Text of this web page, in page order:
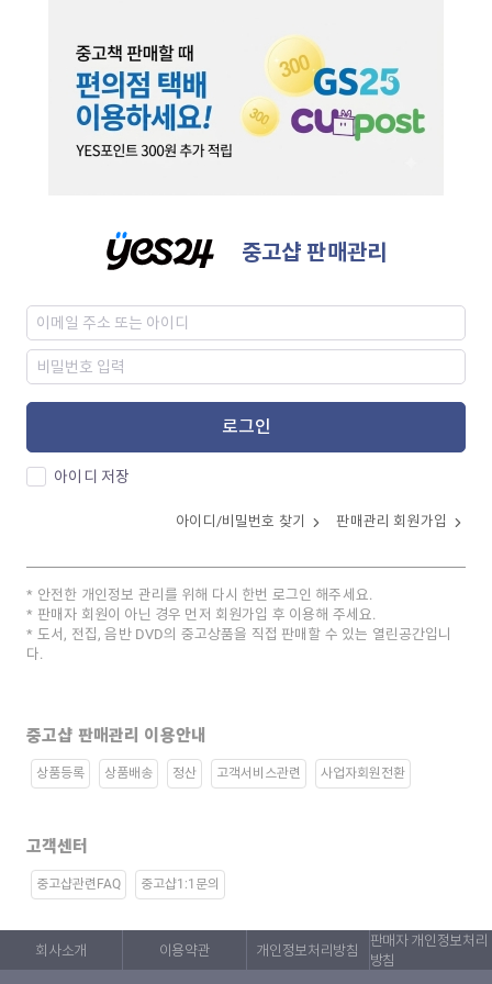
중고샵 판매관리
로그인
아이디 저장
아이디/비밀번호 찾기 판매관리 회원가입
안전한 개인정보 관리를 위해 다시 한번 로그인 해주세요.
판매자 회원이 아닌 경우 먼저 회원가입 후 이용해 주세요.
도서, 전집, 음반 DVD의 중고상품을 직접 판매할 수 있는 열린공간입니
다.
중고샵 판매관리 이용안내
상품등록 상품배송 정산 고객서비스관련 사업자회원전환
고객센터
중고샵관련FAQ 중고샵1:1문의
회사소개 이용약관 개인정보처리방침
판매자 개인정보처리
방침